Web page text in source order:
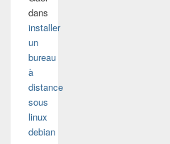
dans
installer
un
bureau
à
distance
sous
linux
debian